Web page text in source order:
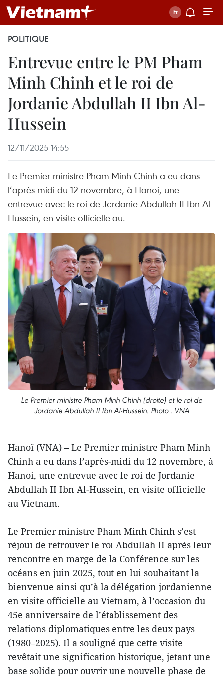
POLITIQUE
Entrevue entre le PM Pham
Minh Chinh et le roi de
Jordanie Abdullah II Ibn Al-
Hussein
12/11/2025 14:55
Le Premier ministre Pham Minh Chinh a eu dans
l’après-midi du 12 novembre, à Hanoi, une
entrevue avec le roi de Jordanie Abdullah II Ibn Al-
Hussein, en visite officielle au.
Le Premier ministre Pham Minh Chinh (droite) et le roi de
Jordanie Abdullah II Ibn Al-Hussein. Photo . VNA
Hanoï (VNA) – Le Premier ministre Pham Minh
Chinh a eu dans l’après-midi du 12 novembre, à
Hanoi, une entrevue avec le roi de Jordanie
Abdullah II Ibn Al-Hussein, en visite officielle
au Vietnam.
Le Premier ministre Pham Minh Chinh s’est
réjoui de retrouver le roi Abdullah II après leur
rencontre en marge de la Conférence sur les
océans en juin 2025, tout en lui souhaitant la
bienvenue ainsi qu’à la délégation jordanienne
en visite officielle au Vietnam, à l’occasion du
45e anniversaire de l’établissement des
relations diplomatiques entre les deux pays
(1980–2025). Il a souligné que cette visite
revêtait une signification historique, jetant une
base solide pour ouvrir une nouvelle phase de